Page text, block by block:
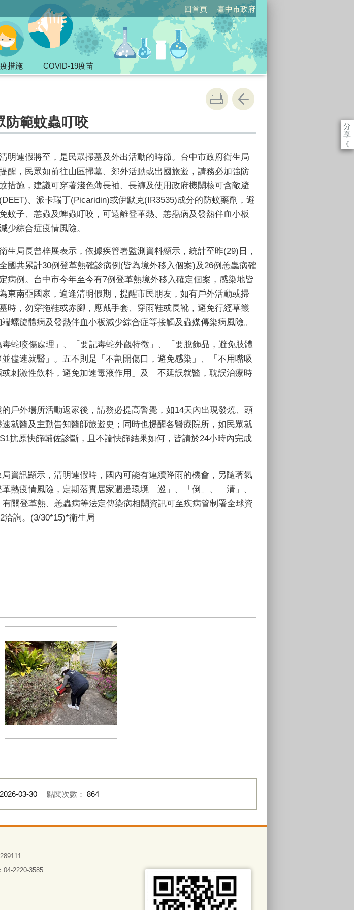
回首頁 臺中市政府
措施
COVID-19疫苗
分
享
《
防範蚊蟲叮咬
明連假將至，是民眾掃墓及外出活動的時節。台中市政府衛生局
醒，民眾如前往山區掃墓、郊外活動或出國旅遊，請務必加強防
措施，建議可穿著淺色薄長袖、長褲及使用政府機關核可含敵避
(DEET)、派卡瑞丁(Picaridin)或伊默克(IR3535)成分的防蚊藥劑，避
蚊子、恙蟲及蜱蟲叮咬，可遠離登革熱、恙蟲病及發熱伴血小板
少綜合症疫情風險。
生局長曾梓展表示，依據疾管署監測資料顯示，統計至昨(29)日，
國共累計30例登革熱確診病例(皆為境外移入個案)及26例恙蟲病確
定病例。台中市今年至今有7例登革熱境外移入確定個案，感染地皆
為東南亞國家，適逢清明假期，提醒市民朋友，如有戶外活動或掃
時，勿穿拖鞋或赤腳，應戴手套、穿雨鞋或長靴，避免行經草叢
螺旋體病及發熱伴血小板減少綜合症等接觸及蟲媒傳染病風險。
蛇咬傷處理」、「要記毒蛇外觀特徵」、「要脫飾品，避免肢體
儘速就醫」。五不則是「不割開傷口，避免感染」、「不用嘴吸
刺激性飲料，避免加速毒液作用」及「不延誤就醫，耽誤治療時
戶外場所活動返家後，請務必提高警覺，如14天內出現發燒、頭
就醫及主動告知醫師旅遊史；同時也提醒各醫療院所，如民眾就
抗原快篩輔佐診斷，且不論快篩結果如何，皆請於24小時內完成
資訊顯示，清明連假時，國內可能有連續降雨的機會，另隨著氣
熱疫情風險，定期落實居家週邊環境「巡」、「倒」、「清」、
關登革熱、恙蟲病等法定傳染病相關資訊可至疾病管制署全球資
洽詢。(3/30*15)*衛生局
2026-03-30 點閱次數： 864
04-2220-3585